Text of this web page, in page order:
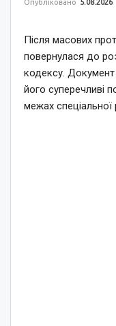
Опубліковано 5.08.2026
Після масових
повернулася до
кодексу.
його суперечливі
межах спеціальної